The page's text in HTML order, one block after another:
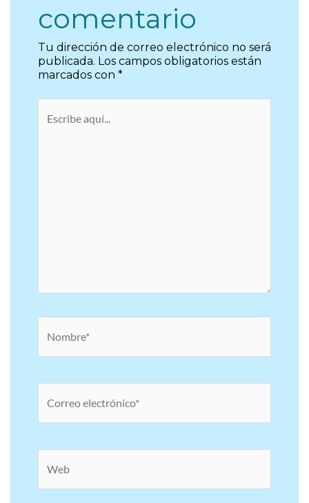
comentario
Tu dirección de correo electrónico no será
publicada. Los campos obligatorios están
marcados con *
electrónico*